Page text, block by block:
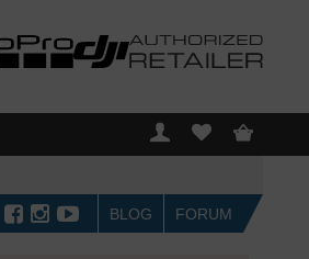
BLOG FORUM